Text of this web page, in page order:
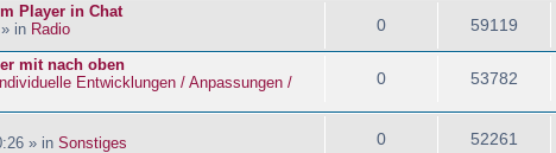
Player in Chat
in Radio 0 59119
mit nach oben
Individuelle Entwicklungen / Anpassungen /
0 53782
» in Sonstiges 0 52261